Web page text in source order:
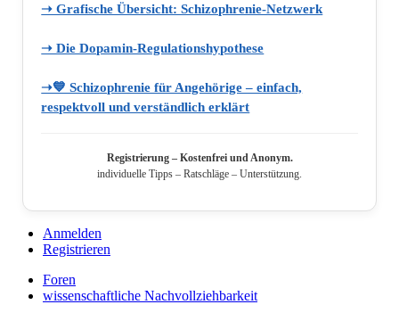
➝ Grafische Übersicht: Schizophrenie‑Netzwerk
➝ Die Dopamin‑Regulationshypothese
➝💙 Schizophrenie für Angehörige – einfach,
respektvoll und verständlich erklärt
Registrierung – Kostenfrei und Anonym.
individuelle Tipps – Ratschläge – Unterstützung.
Anmelden
Registrieren
Foren
wissenschaftliche Nachvollziehbarkeit